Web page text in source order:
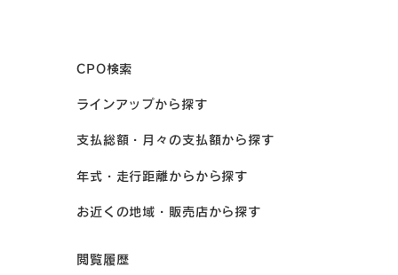
CPO検索
ラインアップから探す
支払総額・月々の支払額から探す
年式・走行距離からから探す
お近くの地域・販売店から探す
閲覧履歴